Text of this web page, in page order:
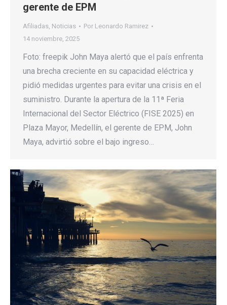
gerente de EPM
Afiliadas, Noticias Por Leonardo Ramirez
14 noviembre, 2025
Foto: freepik John Maya alertó que el país enfrenta
una brecha creciente en su capacidad eléctrica y
pidió medidas urgentes para evitar una crisis en el
suministro. Durante la apertura de la 11ª Feria
Internacional del Sector Eléctrico (FISE 2025) en
Plaza Mayor, Medellín, el gerente de EPM, John
Maya, advirtió sobre el bajo ingreso…